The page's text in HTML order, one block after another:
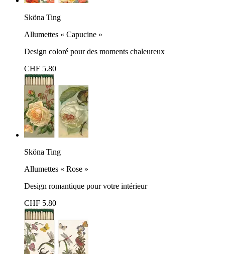
Sköna Ting
Allumettes « Capucine »
Design coloré pour des moments chaleureux
CHF 5.80
Sköna Ting
Allumettes « Rose »
Design romantique pour votre intérieur
CHF 5.80